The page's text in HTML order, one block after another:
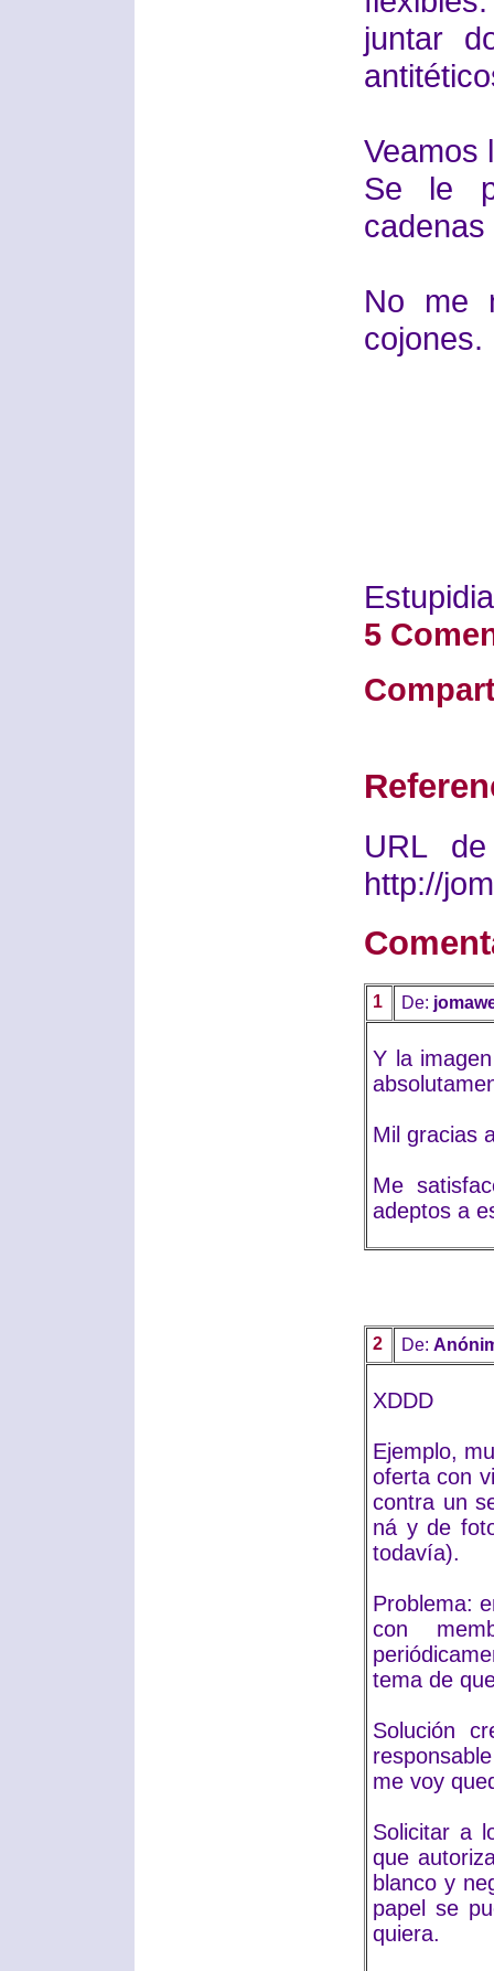
juntar
Veamos
Se le
No me
cojones.
5
URL
http://
1 De:
Y la
Mil gracias
Me
adeptos a
2 De:
XDDD
Ejemplo,
oferta con
contra un
ná y de
todavía).
Problema:
con
tema de
Solución
me voy
Solicitar a
que
blanco y
papel se
quiera.